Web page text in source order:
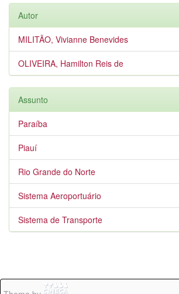
Autor
MILITÃO, Vivianne Benevides
OLIVEIRA, Hamilton Reis de
Assunto
Paraíba
Piauí
Rio Grande do Norte
Sistema Aeroportuário
Sistema de Transporte